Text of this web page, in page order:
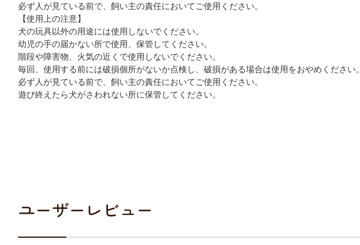
必ず人が見ている前で、飼い主の責任においてご使用ください。
【使用上の注意】
犬の玩具以外の用途には使用しないでください。
幼児の手の届かない所で使用、保管してください。
階段や障害物、火気の近くで使用しないでください。
毎回、使用する前には破損個所がないか点検し、破損がある場合は使用をおやめください。
必ず人が見ている前で、飼い主の責任においてご使用ください。
遊び終えたら犬がさわれない所に保管してください。
ユーザーレビュー